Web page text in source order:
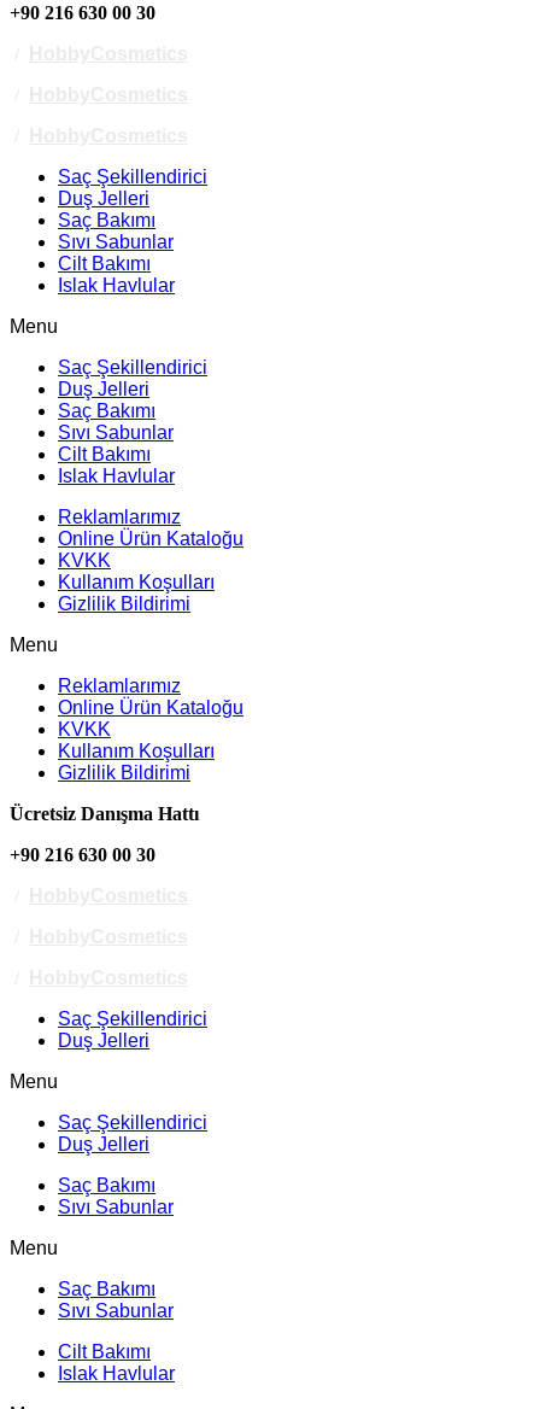
+90 216 630 00 30
Saç Şekillendirici
Duş Jelleri
Saç Bakımı
Sıvı Sabunlar
Cilt Bakımı
Islak Havlular
Menu
Saç Şekillendirici
Duş Jelleri
Saç Bakımı
Sıvı Sabunlar
Cilt Bakımı
Islak Havlular
Reklamlarımız
Online Ürün Kataloğu
KVKK
Kullanım Koşulları
Gizlilik Bildirimi
Menu
Reklamlarımız
Online Ürün Kataloğu
KVKK
Kullanım Koşulları
Gizlilik Bildirimi
Ücretsiz Danışma Hattı
+90 216 630 00 30
Saç Şekillendirici
Duş Jelleri
Menu
Saç Şekillendirici
Duş Jelleri
Saç Bakımı
Sıvı Sabunlar
Menu
Saç Bakımı
Sıvı Sabunlar
Cilt Bakımı
Islak Havlular